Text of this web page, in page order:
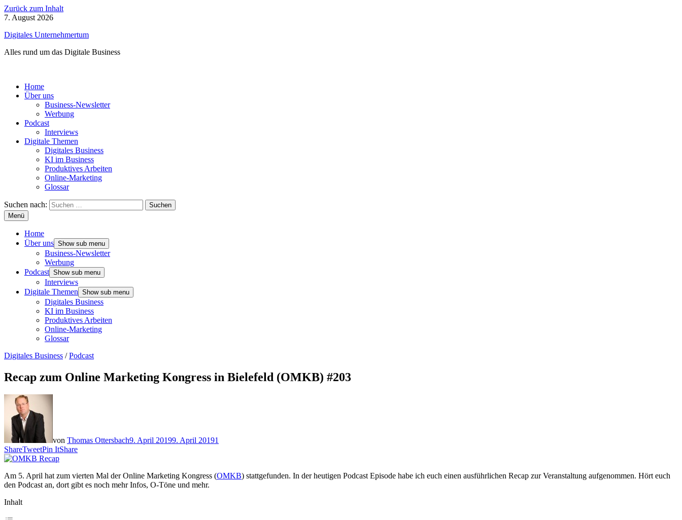
Zurück zum Inhalt
7. August 2026
Digitales Unternehmertum
Alles rund um das Digitale Business
Home
Über uns
Business-Newsletter
Werbung
Podcast
Interviews
Digitale Themen
Digitales Business
KI im Business
Produktives Arbeiten
Online-Marketing
Glossar
Suchen nach:
Menü
Home
Über uns Show sub menu
Business-Newsletter
Werbung
Podcast Show sub menu
Interviews
Digitale Themen Show sub menu
Digitales Business
KI im Business
Produktives Arbeiten
Online-Marketing
Glossar
Digitales Business /Podcast
Recap zum Online Marketing Kongress in Bielefeld (OMKB) #203
von Thomas Ottersbach9. April 20199. April 20191
ShareTweetPin ItShare
Am 5. April hat zum vierten Mal der Online Marketing Kongress (OMKB) stattgefunden. In der heutigen Podcast Episode habe ich euch einen ausführlichen Recap zur Veranstaltung aufgenommen. Hört euch
den Podcast an, dort gibt es noch mehr Infos, O-Töne und mehr.
Inhalt